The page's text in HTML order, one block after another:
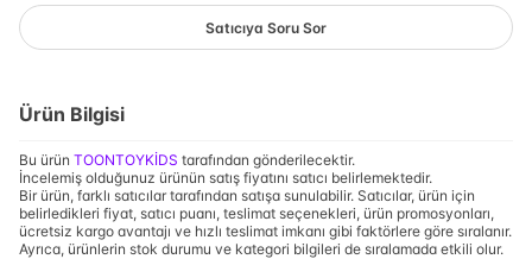
Satıcıya Soru Sor
Ürün Bilgisi
Bu ürün TOONTOYKİDS tarafından gönderilecektir.
İncelemiş olduğunuz ürünün satış fiyatını satıcı belirlemektedir.
Bir ürün, farklı satıcılar tarafından satışa sunulabilir. Satıcılar, ürün için
belirledikleri fiyat, satıcı puanı, teslimat seçenekleri, ürün promosyonları,
ücretsiz kargo avantajı ve hızlı teslimat imkanı gibi faktörlere göre sıralanır.
Ayrıca, ürünlerin stok durumu ve kategori bilgileri de sıralamada etkili olur.